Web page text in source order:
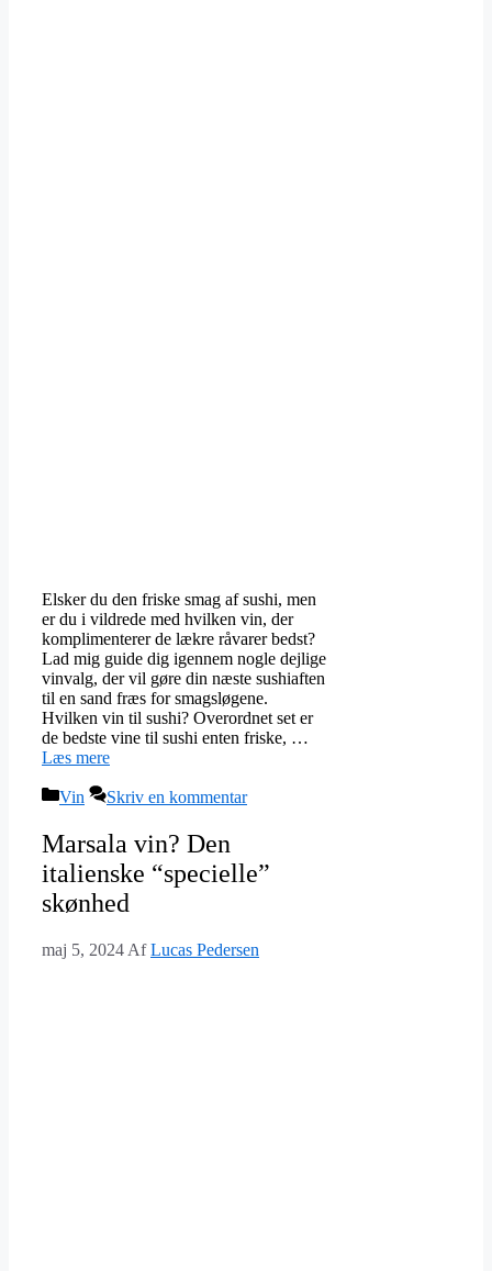
Elsker du den friske smag af sushi, men
er du i vildrede med hvilken vin, der
komplimenterer de lækre råvarer bedst?
Lad mig guide dig igennem nogle dejlige
vinvalg, der vil gøre din næste sushiaften
til en sand fræs for smagsløgene.
Hvilken vin til sushi? Overordnet set er
de bedste vine til sushi enten friske, …
Læs mere
Kategorier
Vin Skriv en kommentar
Marsala vin? Den
italienske “specielle”
skønhed
maj 5, 2024 AfLucas Pedersen